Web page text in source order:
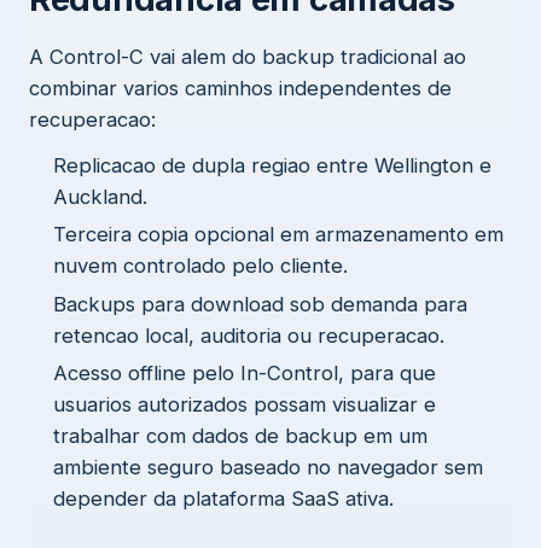
A Control-C vai alem do backup tradicional ao
combinar varios caminhos independentes de
recuperacao:
Replicacao de dupla regiao entre Wellington e
Auckland.
Terceira copia opcional em armazenamento em
nuvem controlado pelo cliente.
Backups para download sob demanda para
retencao local, auditoria ou recuperacao.
Acesso offline pelo In-Control, para que
usuarios autorizados possam visualizar e
trabalhar com dados de backup em um
ambiente seguro baseado no navegador sem
depender da plataforma SaaS ativa.